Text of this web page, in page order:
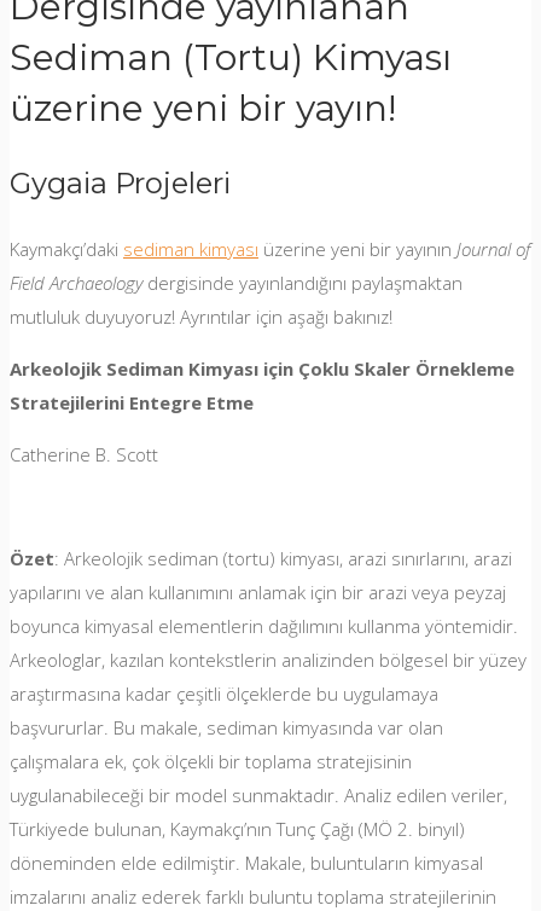
Sediman (Tortu) Kimyası
üzerine yeni bir yayın!
Gygaia Projeleri
Kaymakçı’daki sediman kimyası üzerine yeni bir yayının Journal of
Field Archaeologydergisinde yayınlandığını paylaşmaktan
mutluluk duyuyoruz! Ayrıntılar için aşağı bakınız!
Arkeolojik Sediman Kimyası için Çoklu Skaler Örnekleme
Stratejilerini Entegre Etme
Catherine B. Scott
Özet: Arkeolojik sediman (tortu) kimyası, arazi sınırlarını, arazi
yapılarını ve alan kullanımını anlamak için bir arazi veya peyzaj
boyunca kimyasal elementlerin dağılımını kullanma yöntemidir.
Arkeologlar, kazılan kontekstlerin analizinden bölgesel bir yüzey
araştırmasına kadar çeşitli ölçeklerde bu uygulamaya
başvururlar. Bu makale, sediman kimyasında var olan
çalışmalara ek, çok ölçekli bir toplama stratejisinin
uygulanabileceği bir model sunmaktadır. Analiz edilen veriler,
Türkiyede bulunan, Kaymakçı’nın Tunç Çağı (MÖ 2. binyıl)
döneminden elde edilmiştir. Makale, buluntuların kimyasal
imzalarını analiz ederek farklı buluntu toplama stratejilerinin